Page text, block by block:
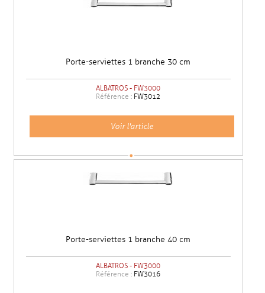
Porte-serviettes 1 branche 30 cm
ALBATROS - FW3000
Référence : FW3012
Voir l'article
Porte-serviettes 1 branche 40 cm
ALBATROS - FW3000
Référence : FW3016